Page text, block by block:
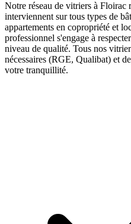
Notre réseau de vitriers à Floirac
interviennent sur tous types de
appartements en copropriété et
professionnel s'engage à
niveau de qualité. Tous nos
nécessaires (RGE, Qualibat) et
votre tranquillité.